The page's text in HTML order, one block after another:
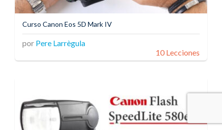
Curso Canon Eos 5D Mark IV
por Pere Larrègula
10 Lecciones